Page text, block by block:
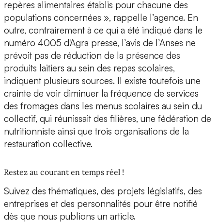
repères alimentaires établis pour chacune des
populations concernées », rappelle l’agence. En
outre, contrairement à ce qui a été indiqué dans le
numéro 4005 d'Agra presse, l’avis de l’Anses ne
prévoit pas de réduction de la présence des
produits laitiers au sein des repas scolaires,
indiquent plusieurs sources. Il existe toutefois une
crainte de voir diminuer la fréquence de services
des fromages dans les menus scolaires au sein du
collectif, qui réunissait des filières, une fédération de
nutritionniste ainsi que trois organisations de la
restauration collective.
Restez au courant en temps réel !
Suivez des thématiques, des projets législatifs, des
entreprises et des personnalités pour être notifié
dès que nous publions un article.